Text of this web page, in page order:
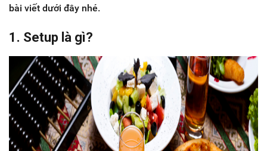
bài viết dưới đây nhé.
1. Setup là gì?